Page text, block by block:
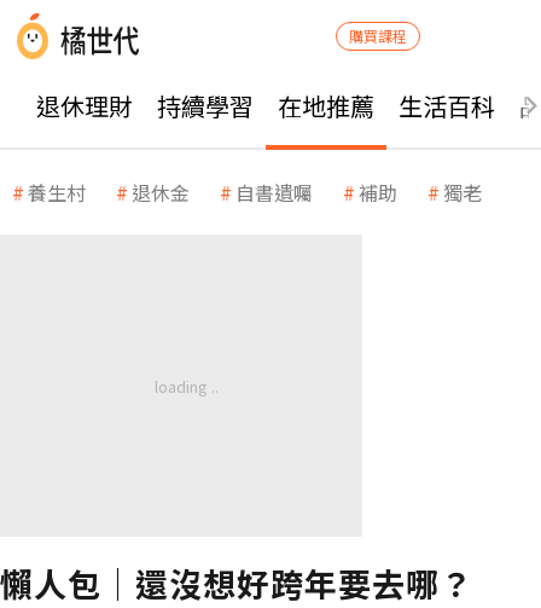
購買課程
退休理財 持續學習 在地推薦 生活百科
養生村 退休金 自書遺囑 補助 獨老
懶人包｜還沒想好跨年要去哪？